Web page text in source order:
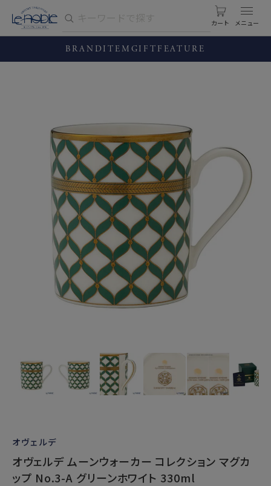
カート
BRANDITEM GIFT FEATURE
オヴェルデ
オヴェルデ ムーンウォーカー コレクション マグカ
ップ No.3-A グリーンホワイト 330ml